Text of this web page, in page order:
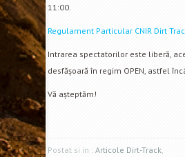
11:00.
Regulament Particular CNIR Dirt
Intrarea spectatorilor este liberă,
desfășoară în regim OPEN, astfel
Vă așteptăm!
Postat si in : Articole Dirt-Track,